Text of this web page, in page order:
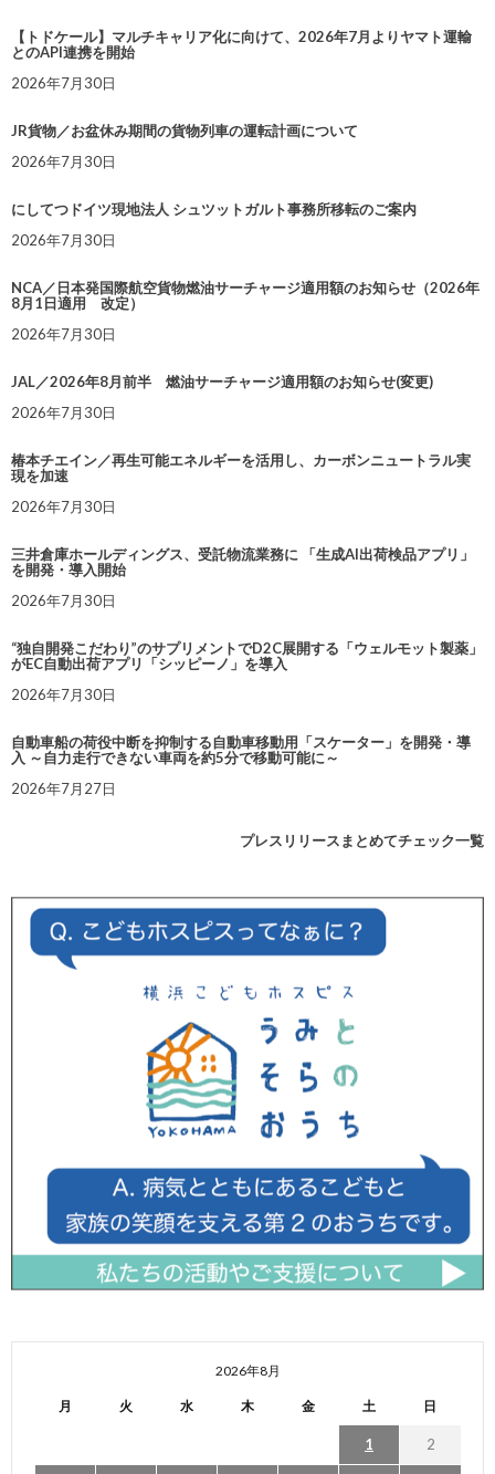
【トドケール】マルチキャリア化に向けて、2026年7月よりヤマト運輸
とのAPI連携を開始
2026年7月30日
JR貨物／お盆休み期間の貨物列車の運転計画について
2026年7月30日
にしてつドイツ現地法人 シュツットガルト事務所移転のご案内
2026年7月30日
NCA／日本発国際航空貨物燃油サーチャージ適用額のお知らせ（2026年
8月1日適用 改定）
2026年7月30日
JAL／2026年8月前半 燃油サーチャージ適用額のお知らせ(変更)
2026年7月30日
椿本チエイン／再生可能エネルギーを活用し、カーボンニュートラル実
現を加速
2026年7月30日
三井倉庫ホールディングス、受託物流業務に 「生成AI出荷検品アプリ」
を開発・導入開始
2026年7月30日
“独自開発こだわり”のサプリメントでD2C展開する「ウェルモット製薬」
がEC自動出荷アプリ「シッピーノ」を導入
2026年7月30日
自動車船の荷役中断を抑制する自動車移動用「スケーター」を開発・導
入 ～自力走行できない車両を約5分で移動可能に～
2026年7月27日
プレスリリースまとめてチェック一覧
2026年8月
月 火 水 木 金 土 日
1 2